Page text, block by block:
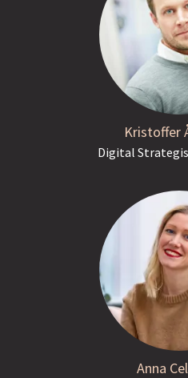
Kristoffer
Digital
Anna